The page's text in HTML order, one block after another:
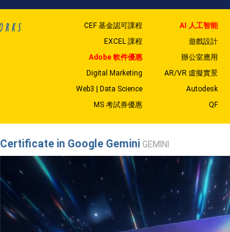
CEF 基金認可課程 AI 人工智能
EXCEL 課程
遊戲設計
Adobe 軟件優惠
辦公室應用
Digital Marketing
AR/VR 虛擬實景
Web3 | Data Science
Autodesk
MS 考試券優惠
QF
Certificate in Google Gemini GEMINI